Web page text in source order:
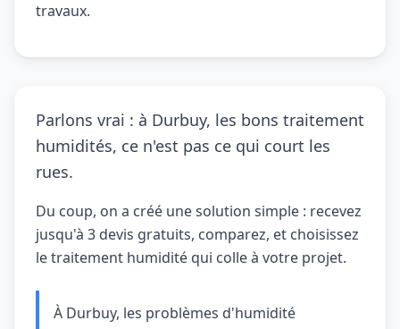
travaux.
Parlons vrai : à Durbuy, les bons traitement
humidités, ce n'est pas ce qui court les
rues.
Du coup, on a créé une solution simple : recevez
jusqu'à 3 devis gratuits, comparez, et choisissez
le traitement humidité qui colle à votre projet.
À Durbuy, les problèmes d'humidité